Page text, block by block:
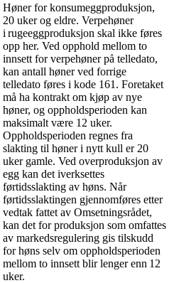
Høner for konsumeggproduksjon,
20 uker og eldre. Verpehøner
i rugeeggproduksjon skal ikke føres
opp her. Ved opphold mellom to
innsett for verpehøner på telledato,
kan antall høner ved forrige
telledato føres i kode 161. Foretaket
må ha kontrakt om kjøp av nye
høner, og oppholdsperioden kan
maksimalt være 12 uker.
Oppholdsperioden regnes fra
slakting til høner i nytt kull er 20
uker gamle. Ved overproduksjon av
egg kan det iverksettes
førtidsslakting av høns. Når
førtidsslaktingen gjennomføres etter
vedtak fattet av Omsetningsrådet,
kan det for produksjon som omfattes
av markedsregulering gis tilskudd
for høns selv om oppholdsperioden
mellom to innsett blir lenger enn 12
uker.